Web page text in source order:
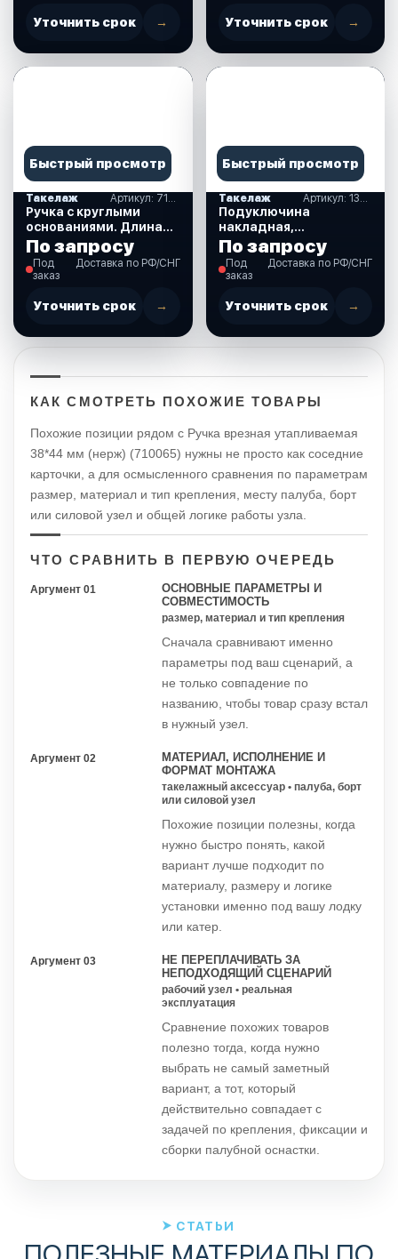
Уточнить срок → Уточнить срок →
Быстрый просмотр
Такелаж Артикул: 710069
Ручка с круглыми
основаниями. Длина
800 мм. (710069)
По запросу
Под
заказ
Доставка по РФ/СНГ
Уточнить срок →
Быстрый просмотр
Такелаж Артикул: 13002
Подуключина
накладная,
89х39хд.13,7 мм.
(13002)
По запросу
Под
заказ
Доставка по РФ/СНГ
Уточнить срок →
КАК СМОТРЕТЬ ПОХОЖИЕ ТОВАРЫ
Похожие позиции рядом с Ручка врезная утапливаемая
38*44 мм (нерж) (710065) нужны не просто как соседние
карточки, а для осмысленного сравнения по параметрам
размер, материал и тип крепления, месту палуба, борт
или силовой узел и общей логике работы узла.
ЧТО СРАВНИТЬ В ПЕРВУЮ ОЧЕРЕДЬ
Аргумент 01
ОСНОВНЫЕ ПАРАМЕТРЫ И
СОВМЕСТИМОСТЬ
размер, материал и тип крепления
Сначала сравнивают именно
параметры под ваш сценарий, а
не только совпадение по
названию, чтобы товар сразу встал
в нужный узел.
Аргумент 02
МАТЕРИАЛ, ИСПОЛНЕНИЕ И
ФОРМАТ МОНТАЖА
такелажный аксессуар • палуба, борт
или силовой узел
Похожие позиции полезны, когда
нужно быстро понять, какой
вариант лучше подходит по
материалу, размеру и логике
установки именно под вашу лодку
или катер.
Аргумент 03
НЕ ПЕРЕПЛАЧИВАТЬ ЗА
НЕПОДХОДЯЩИЙ СЦЕНАРИЙ
рабочий узел • реальная
эксплуатация
Сравнение похожих товаров
полезно тогда, когда нужно
выбрать не самый заметный
вариант, а тот, который
действительно совпадает с
задачей по крепления, фиксации и
сборки палубной оснастки.
СТАТЬИ